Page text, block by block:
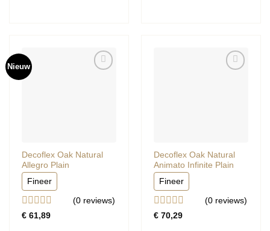
Nieuw
Decoflex Oak Natural
Allegro Plain
Fineer
Gewaardeerd
(0reviews)
€61,89
Decoflex Oak Natural
Animato Infinite Plain
Fineer
Gewaardeerd
(0reviews)
€70,29